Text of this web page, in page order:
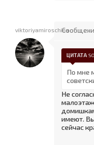
viktoriyamiroschina
ЦИТАТА
По мне
Не
имеют.
сейчас